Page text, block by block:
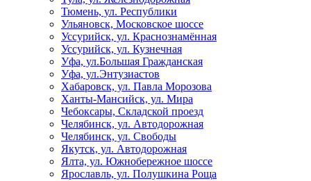
Тюмень, ул. Республики
Ульяновск, Московское шоссе
Уссурийск, ул. Краснознамённая
Уссурийск, ул. Кузнечная
Уфа, ул.Большая Гражданская
Уфа, ул.Энтузиастов
Хабаровск, ул. Павла Морозова
Ханты-Мансийск, ул. Мира
Чебоксары, Складской проезд
Челябинск, ул. Автодорожная
Челябинск, ул. Свободы
Якутск, ул. Автодорожная
Ялта, ул. Южнобережное шоссе
Ярославль, ул. Полушкина Роща